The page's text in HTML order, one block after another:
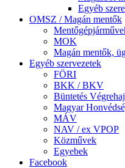
Egyéb
OMSZ / Magán mentők
MOK
Magán mentők,
Egyéb szervezetek
FÖRI
BKK / BKV
Büntetés
Magyar
MÁV
NAV / ex VPOP
Közművek
Egyebek
Facebook